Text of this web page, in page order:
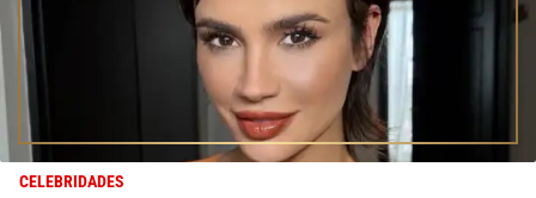
CELEBRIDADES